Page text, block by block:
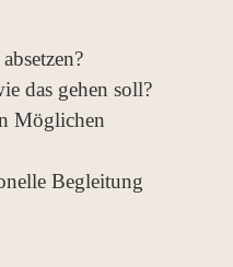
das gehen soll?
Möglichen
Begleitung